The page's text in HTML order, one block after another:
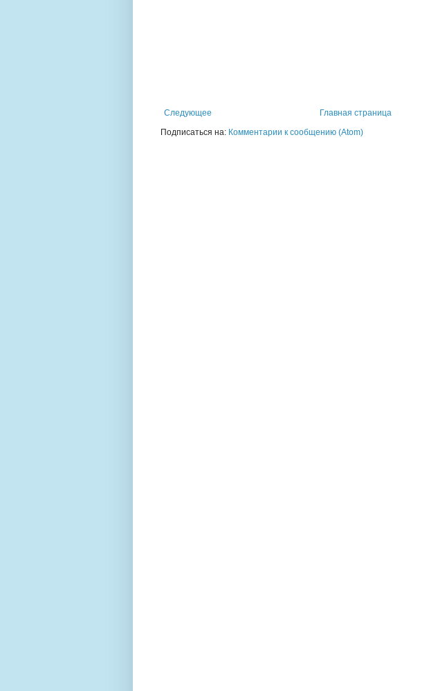
Следующее
Главная страница
Подписаться на: Комментарии к сообщению (Atom)